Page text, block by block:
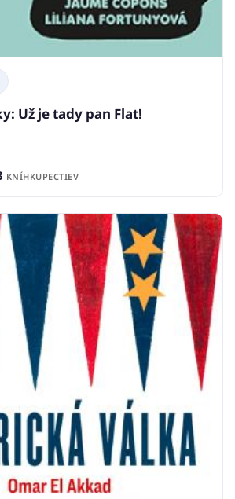
Už je tady pan Flat!
KNÍHKUPECTIEV